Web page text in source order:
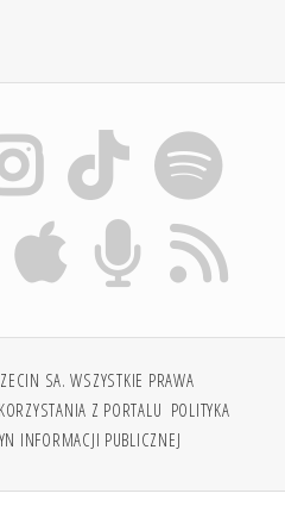
SA. WSZYSTKIE PRAWA
Z PORTALU POLITYKA
INFORMACJI PUBLICZNEJ